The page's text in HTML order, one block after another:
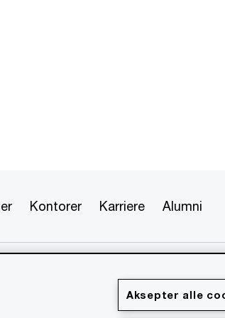
Kontorer Karriere Alumni
til PwC-nettverket og/eller en eller
Aksepter alle